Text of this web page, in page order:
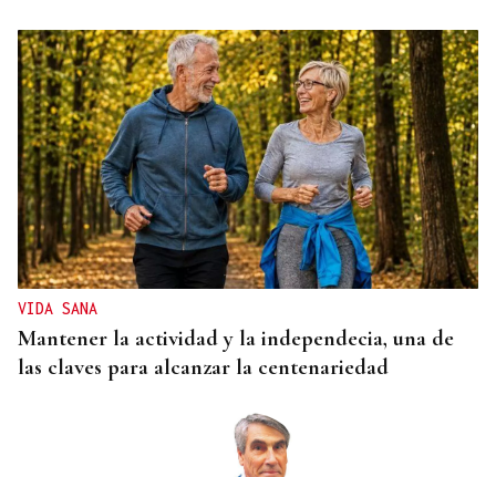
DALLAS MAVERICKS
Santi Aldama, jugador de la NBA, visita Ourense
VIDA SANA
Mantener la actividad y la independecia, una de
las claves para alcanzar la centenariedad